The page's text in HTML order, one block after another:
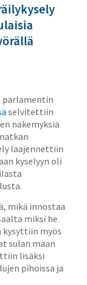
parlamentin
selvitettiin
näkemyksiä
laajennettiin
kyselyyn oli
mikä innostaa
miksi he
myös
sulan maan
lisäksi
pihoissa ja